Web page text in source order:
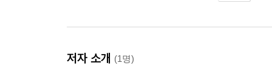
저자 소개 (1명)